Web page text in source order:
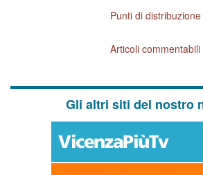
Punti di distribuzione
Articoli commentabili
Gli altri siti del nostro